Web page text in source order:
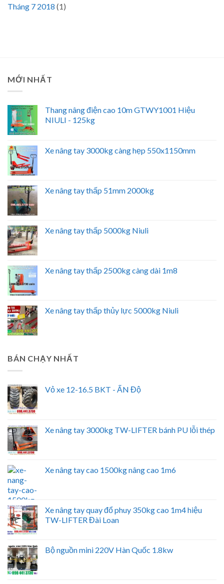
Tháng 7 2018 (1)
MỚI NHẤT
Thang nâng điện cao 10m GTWY1001 Hiệu
NIULI - 125kg
Xe nâng tay 3000kg càng hẹp 550x1150mm
Xe nâng tay thấp 51mm 2000kg
Xe nâng tay thấp 5000kg Niuli
Xe nâng tay thấp 2500kg càng dài 1m8
Xe nâng tay thấp thủy lực 5000kg Niuli
BÁN CHẠY NHẤT
Vỏ xe 12-16.5 BKT - ẤN Độ
Xe nâng tay 3000kg TW-LIFTER bánh PU lỗi thép
Xe nâng tay cao 1500kg nâng cao 1m6
Xe nâng tay quay đổ phuy 350kg cao 1m4 hiệu
TW-LIFTER Đài Loan
Bộ nguồn mini 220V Hàn Quốc 1.8kw